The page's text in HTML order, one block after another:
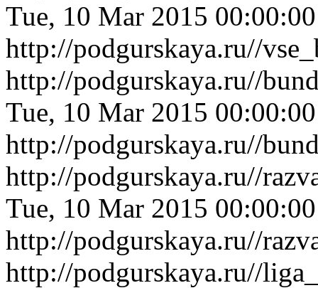
Tue, 10 Mar 2015
http://podgurskaya.ru//
http://podgurskaya.ru//
Tue, 10 Mar 2015
http://podgurskaya.ru//
http://podgurskaya.ru//
Tue, 10 Mar 2015
http://podgurskaya.ru//
http://podgurskaya.ru//